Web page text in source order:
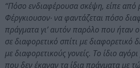
“Πόσο ενδιαφέρουσα σκέψη, είπε από
Φέργκιουσον∙ να φαντάζεται πόσο
πράγματα γι’ αυτόν παρόλο που ήταν ο
σε διαφορετικό σπίτι με διαφορετικό
με διαφορετικούς γονείς. Το ίδιο
που δεν έκαναν τα ίδια πράγματα με